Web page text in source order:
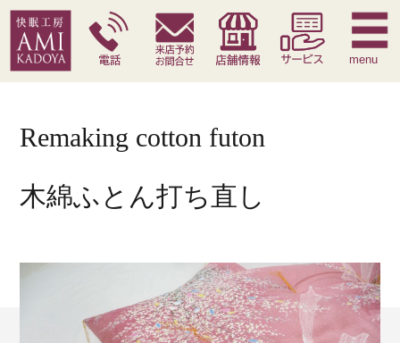
快眠枕 腰痛対策寝具 季節寝具 サービス
menu
Remaking cotton futon
木綿ふとん打ち直し